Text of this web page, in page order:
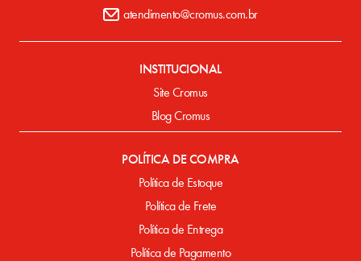
atendimento@cromus.com.br
INSTITUCIONAL
Site Cromus
Blog Cromus
POLÍTICA DE COMPRA
Política de Estoque
Política de Frete
Política de Entrega
Política de Pagamento